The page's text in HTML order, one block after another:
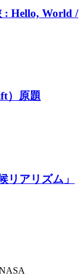
: Hello, World /
）原題
リアリズム」